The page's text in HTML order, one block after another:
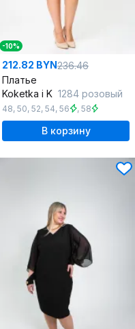
-10%
212.82 BYN236.46
Платье
Koketka i K 1284 розовый
48, 50, 52, 54, 56 , 58
В корзину